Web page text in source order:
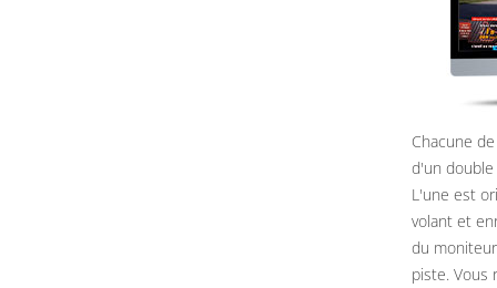
Chacune
d'un
L'une est
volant et
du
piste. Vous